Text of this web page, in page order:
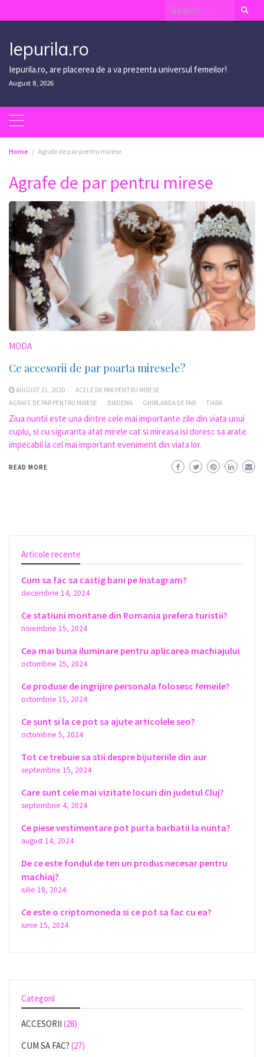
to
Search
for:
Iepurila.ro
Iepurila.ro, are placerea de a va prezenta universul femeilor!
August 8, 2026
Home Agrafe de par pentru mirese
Agrafe de par pentru mirese
MODA
Ce accesorii de par poarta miresele?
AUGUST 21, 2020
ACELE DE PAR PENTRU MIRESE
AGRAFE DE PAR PENTRU MIRESE
DIADEMA GHIRLANDA DE PAR TIARA
Ziua nuntii este una dintre cele mai importante zile din viata unui
cuplu, si cu siguranta atat mirele cat si mireasa isi doresc sa arate
impecabil la cel mai important eveniment din viata lor.
READ MORE
Articole recente
Cum sa fac sa castig bani pe Instagram?
decembrie 14, 2024
Ce statiuni montane din Romania prefera turistii?
noiembrie 15, 2024
Cea mai buna iluminare pentru aplicarea machiajului
octombrie 25, 2024
Ce produse de ingrijire personala folosesc femeile?
octombrie 15, 2024
Ce sunt si la ce pot sa ajute articolele seo?
octombrie 5, 2024
Tot ce trebuie sa stii despre bijuteriile din aur
septembrie 15, 2024
Care sunt cele mai vizitate locuri din judetul Cluj?
septembrie 4, 2024
Ce piese vestimentare pot purta barbatii la nunta?
august 14, 2024
De ce este fondul de ten un produs necesar pentru
machiaj?
iulie 18, 2024
Ce este o criptomoneda si ce pot sa fac cu ea?
iunie 15, 2024
Categorii
ACCESORII (28)
CUM SA FAC? (27)